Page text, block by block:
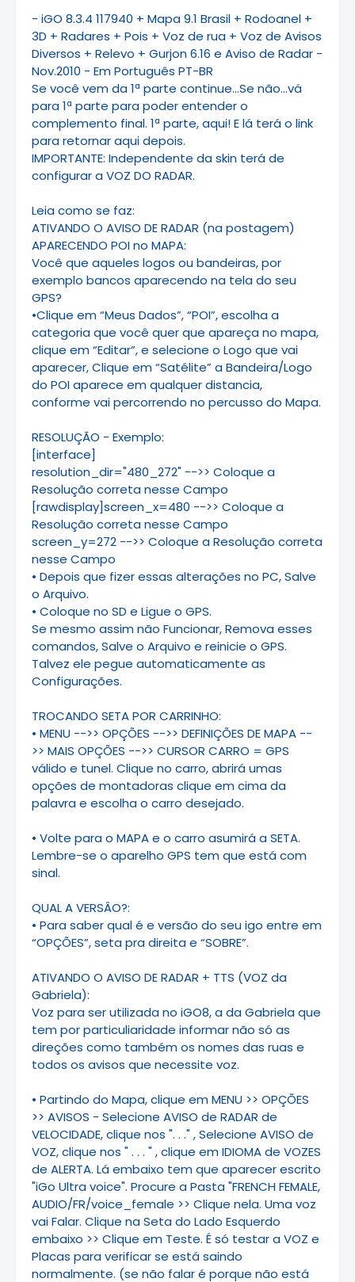
- iGO 8.3.4 117940 + Mapa 9.1 Brasil + Rodoanel +
3D + Radares + Pois + Voz de rua + Voz de Avisos
Diversos + Relevo + Gurjon 6.16 e Aviso de Radar -
Nov.2010 - Em Português PT-BR
Se você vem da 1ª parte continue...Se não...vá
para 1ª parte para poder entender o
complemento final. 1ª parte, aqui! E lá terá o link
para retornar aqui depois.
IMPORTANTE: Independente da skin terá de
configurar a VOZ DO RADAR.
Leia como se faz:
ATIVANDO O AVISO DE RADAR (na postagem)
APARECENDO POI no MAPA:
Você que aqueles logos ou bandeiras, por
exemplo bancos aparecendo na tela do seu
GPS?
•Clique em “Meus Dados”, “POI”, escolha a
categoria que você quer que apareça no mapa,
clique em “Editar”, e selecione o Logo que vai
aparecer, Clique em “Satélite” a Bandeira/Logo
do POI aparece em qualquer distancia,
conforme vai percorrendo no percusso do Mapa.
RESOLUÇÃO - Exemplo:
[interface]
resolution_dir="480_272" -->> Coloque a
Resolução correta nesse Campo
[rawdisplay]screen_x=480 -->> Coloque a
Resolução correta nesse Campo
screen_y=272 -->> Coloque a Resolução correta
nesse Campo
• Depois que fizer essas alterações no PC, Salve
o Arquivo.
• Coloque no SD e Ligue o GPS.
Se mesmo assim não Funcionar, Remova esses
comandos, Salve o Arquivo e reinicie o GPS.
Talvez ele pegue automaticamente as
Configurações.
TROCANDO SETA POR CARRINHO:
• MENU -->> OPÇÕES -->> DEFINIÇÕES DE MAPA --
>> MAIS OPÇÕES -->> CURSOR CARRO = GPS
válido e tunel. Clique no carro, abrirá umas
opções de montadoras clique em cima da
palavra e escolha o carro desejado.
• Volte para o MAPA e o carro asumirá a SETA.
Lembre-se o aparelho GPS tem que está com
sinal.
QUAL A VERSÂO?:
• Para saber qual é e versão do seu igo entre em
“OPÇÕES”, seta pra direita e “SOBRE”.
ATIVANDO O AVISO DE RADAR + TTS (VOZ da
Gabriela):
Voz para ser utilizada no iGO8, a da Gabriela que
tem por particuliaridade informar não só as
direções como também os nomes das ruas e
todos os avisos que necessite voz.
• Partindo do Mapa, clique em MENU >> OPÇÕES
>> AVISOS - Selecione AVISO de RADAR de
VELOCIDADE, clique nos ". . ." , Selecione AVISO de
VOZ, clique nos " . . . " , clique em IDIOMA de VOZES
de ALERTA. Lá embaixo tem que aparecer escrito
"iGo Ultra voice". Procure a Pasta "FRENCH FEMALE,
AUDIO/FR/voice_female >> Clique nela. Uma voz
vai Falar. Clique na Seta do Lado Esquerdo
embaixo >> Clique em Teste. É só testar a VOZ e
Placas para verificar se está saindo
normalmente. (se não falar é porque não está